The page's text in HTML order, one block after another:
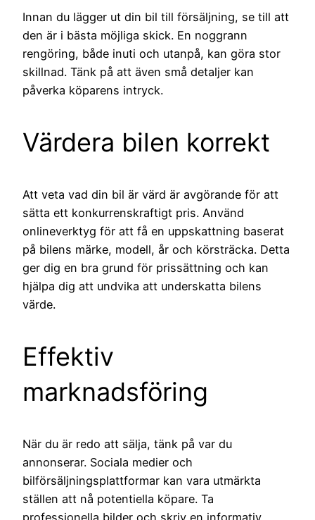
Innan du lägger ut din bil till försäljning, se till att
den är i bästa möjliga skick. En noggrann
rengöring, både inuti och utanpå, kan göra stor
skillnad. Tänk på att även små detaljer kan
påverka köparens intryck.
Värdera bilen korrekt
Att veta vad din bil är värd är avgörande för att
sätta ett konkurrenskraftigt pris. Använd
onlineverktyg för att få en uppskattning baserat
på bilens märke, modell, år och körsträcka. Detta
ger dig en bra grund för prissättning och kan
hjälpa dig att undvika att underskatta bilens
värde.
Effektiv
marknadsföring
När du är redo att sälja, tänk på var du
annonserar. Sociala medier och
bilförsäljningsplattformar kan vara utmärkta
ställen att nå potentiella köpare. Ta
professionella bilder och skriv en informativ